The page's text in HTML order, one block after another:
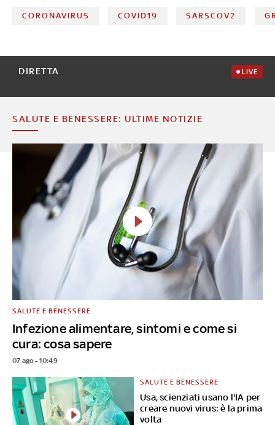
CORONAVIRUS COVID19 SARSCOV2
DIRETTA LIVE
SALUTE E BENESSERE: ULTIME NOTIZIE
Infezione alimentare, sintomi e come si
cura: cosa sapere
SALUTE E BENESSERE
07 ago - 10:49
Usa, scienziati usano l'IA per
creare nuovi virus: è la prima
volta
SALUTE E BENESSERE